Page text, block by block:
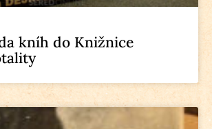
kníh do Knižnice